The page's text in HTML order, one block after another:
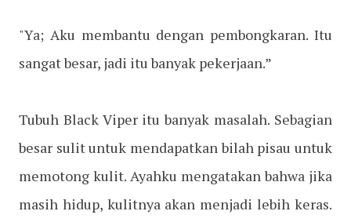
"Ya; Aku membantu dengan pembongkaran. Itu
sangat besar, jadi itu banyak pekerjaan.”
Tubuh Black Viper itu banyak masalah. Sebagian
besar sulit untuk mendapatkan bilah pisau untuk
memotong kulit. Ayahku mengatakan bahwa jika
masih hidup, kulitnya akan menjadi lebih keras.